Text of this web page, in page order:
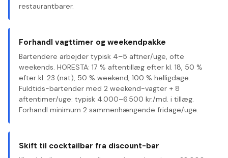
restaurantbarer.
Forhandl vagttimer og weekendpakke
Bartendere arbejder typisk 4–5 aftner/uge, ofte
weekends. HORESTA: 17 % aftentillæg efter kl. 18, 50 %
efter kl. 23 (nat), 50 % weekend, 100 % helligdage.
Fuldtids-bartender med 2 weekend-vagter + 8
aftentimer/uge: typisk 4.000–6.500 kr./md. i tillæg.
Forhandl minimum 2 sammenhængende fridage/uge.
Skift til cocktailbar fra discount-bar